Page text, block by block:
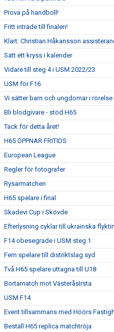
Prova på handboll!
Fritt inträde till finalen!
Klart: Christian Håkansson
Sätt ett kryss i kalender
Vidare till steg 4 i USM 2022/23
USM för F16
Vi sätter barn och ungdomar i rörelse
Bli blodgivare - stöd H65
Tack för detta året!
H65 ÖPPNAR FRITIDS
European League
Regler för fotografer
Rysarmatchen
H65 spelare i final
Skadevi Cup i Skövde
Efterlysning cyklar till ukrainska
F14 obesegrade i USM steg 1
Fem spelare till distriktslag syd
Två H65 spelare uttagna till U18
Bortamatch mot VästeråsIrsta
USM F14
Event tillsammans med Höörs
Beställ H65 replica matchtröja